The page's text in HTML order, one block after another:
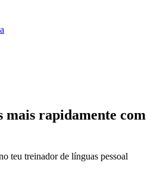
mais rapidamente com
teu treinador de línguas pessoal